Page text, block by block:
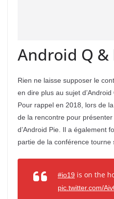
Android Q &
Rien ne laisse supposer le
en dire plus au sujet
Pour rappel en 2018, lors de
de la rencontre pour
d’Android Pie. Il a également
partie de la conférence tourne
#io19 is on the
pic.twitter.com/